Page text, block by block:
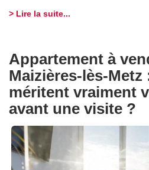
> Lire la suite...
Appartement à
Maizières-lès-
méritent vraiment
avant une visite ?